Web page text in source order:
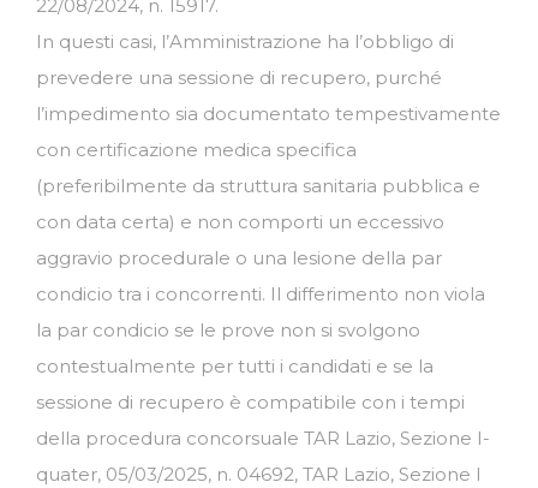
22/08/2024, n. 15917.
In questi casi, l’Amministrazione ha l’obbligo di
prevedere una sessione di recupero, purché
l’impedimento sia documentato tempestivamente
con certificazione medica specifica
(preferibilmente da struttura sanitaria pubblica e
con data certa) e non comporti un eccessivo
aggravio procedurale o una lesione della par
condicio tra i concorrenti. Il differimento non viola
la par condicio se le prove non si svolgono
contestualmente per tutti i candidati e se la
sessione di recupero è compatibile con i tempi
della procedura concorsuale TAR Lazio, Sezione I-
quater, 05/03/2025, n. 04692, TAR Lazio, Sezione I